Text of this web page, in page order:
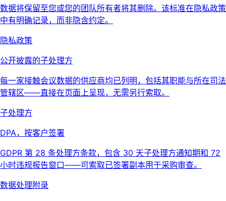
数据将保留至您或您的团队所有者将其删除。该标准在隐私政策
中有明确记录，而非隐含约定。
隐私政策
公开披露的子处理方
每一家接触会议数据的供应商均已列明，包括其职能与所在司法
管辖区——直接在页面上呈现，无需另行索取。
子处理方
DPA，按客户签署
GDPR 第 28 条处理方条款，包含 30 天子处理方通知期和 72
小时违规报告窗口——可索取已签署副本用于采购审查。
数据处理附录